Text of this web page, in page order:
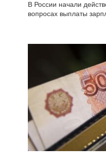
В России начали
вопросах выплаты